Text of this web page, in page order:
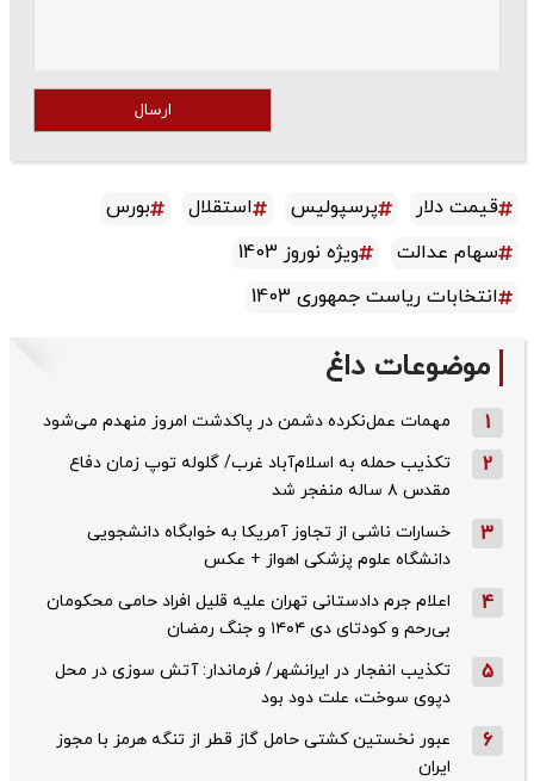
ارسال
قیمت دلار پرسپولیس استقلال
بورس
سهام عدالت
ویژه نوروز 1403
انتخابات ریاست جمهوری 1403
موضوعات داغ
1 مهمات عمل‌نکرده دشمن در پاکدشت امروز منهدم می‌شود
2
تکذیب حمله به اسلام‌آباد غرب/ گلوله توپ زمان دفاع
مقدس ۸ ساله منفجر شد
3
خسارات ناشی از تجاوز آمریکا به خوابگاه دانشجویی
دانشگاه علوم پزشکی اهواز + عکس
4
اعلام جرم دادستانی تهران علیه قلیل افراد حامی محکومان
بی‌رحم و کودتای دی‌ ۱۴۰۴ و جنگ رمضان
5
تکذیب ‌انفجار در ایرانشهر/ فرماندار: آتش سوزی در محل
دپوی سوخت، علت دود بود
6
عبور نخستین کشتی حامل گاز قطر از تنگه هرمز با مجوز
ایران